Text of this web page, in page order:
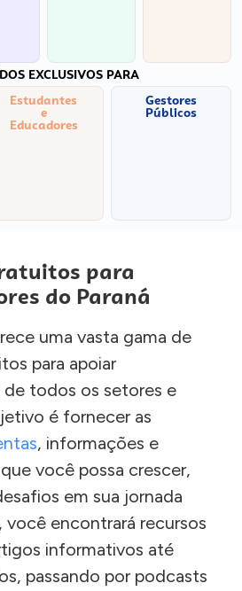
EXCLUSIVOS PARA
Estudantes
e
Educadores
Gestores
Públicos
para
do Paraná
uma vasta gama de
para apoiar
todos os setores e
é fornecer as
, informações e
você possa crescer,
em sua jornada
você encontrará recursos
informativos até
passando por podcasts